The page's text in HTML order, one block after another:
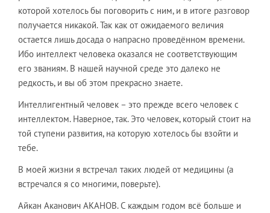
которой хотелось бы поговорить с ним, и в итоге разговор
получается никакой. Так как от ожидаемого величия
остается лишь досада о напрасно проведённом времени.
Ибо интеллект человека оказался не соответствующим
его званиям. В нашей научной среде это далеко не
редкость, и вы об этом прекрасно знаете.
Интеллигентный человек – это прежде всего человек с
интеллектом. Наверное, так. Это человек, который стоит на
той ступени развития, на которую хотелось бы взойти и
тебе.
В моей жизни я встречал таких людей от медицины (а
встречался я со многими, поверьте).
Айкан Аканович АКАНОВ. С каждым годом всё больше и